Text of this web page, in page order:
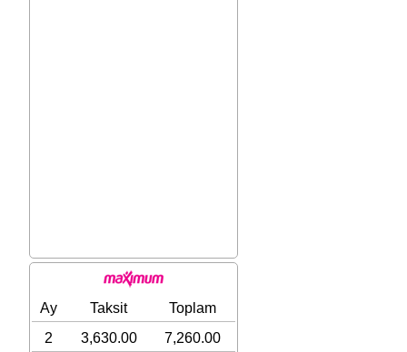
Ay Taksit
Toplam
2
3,630.00 7,260.00